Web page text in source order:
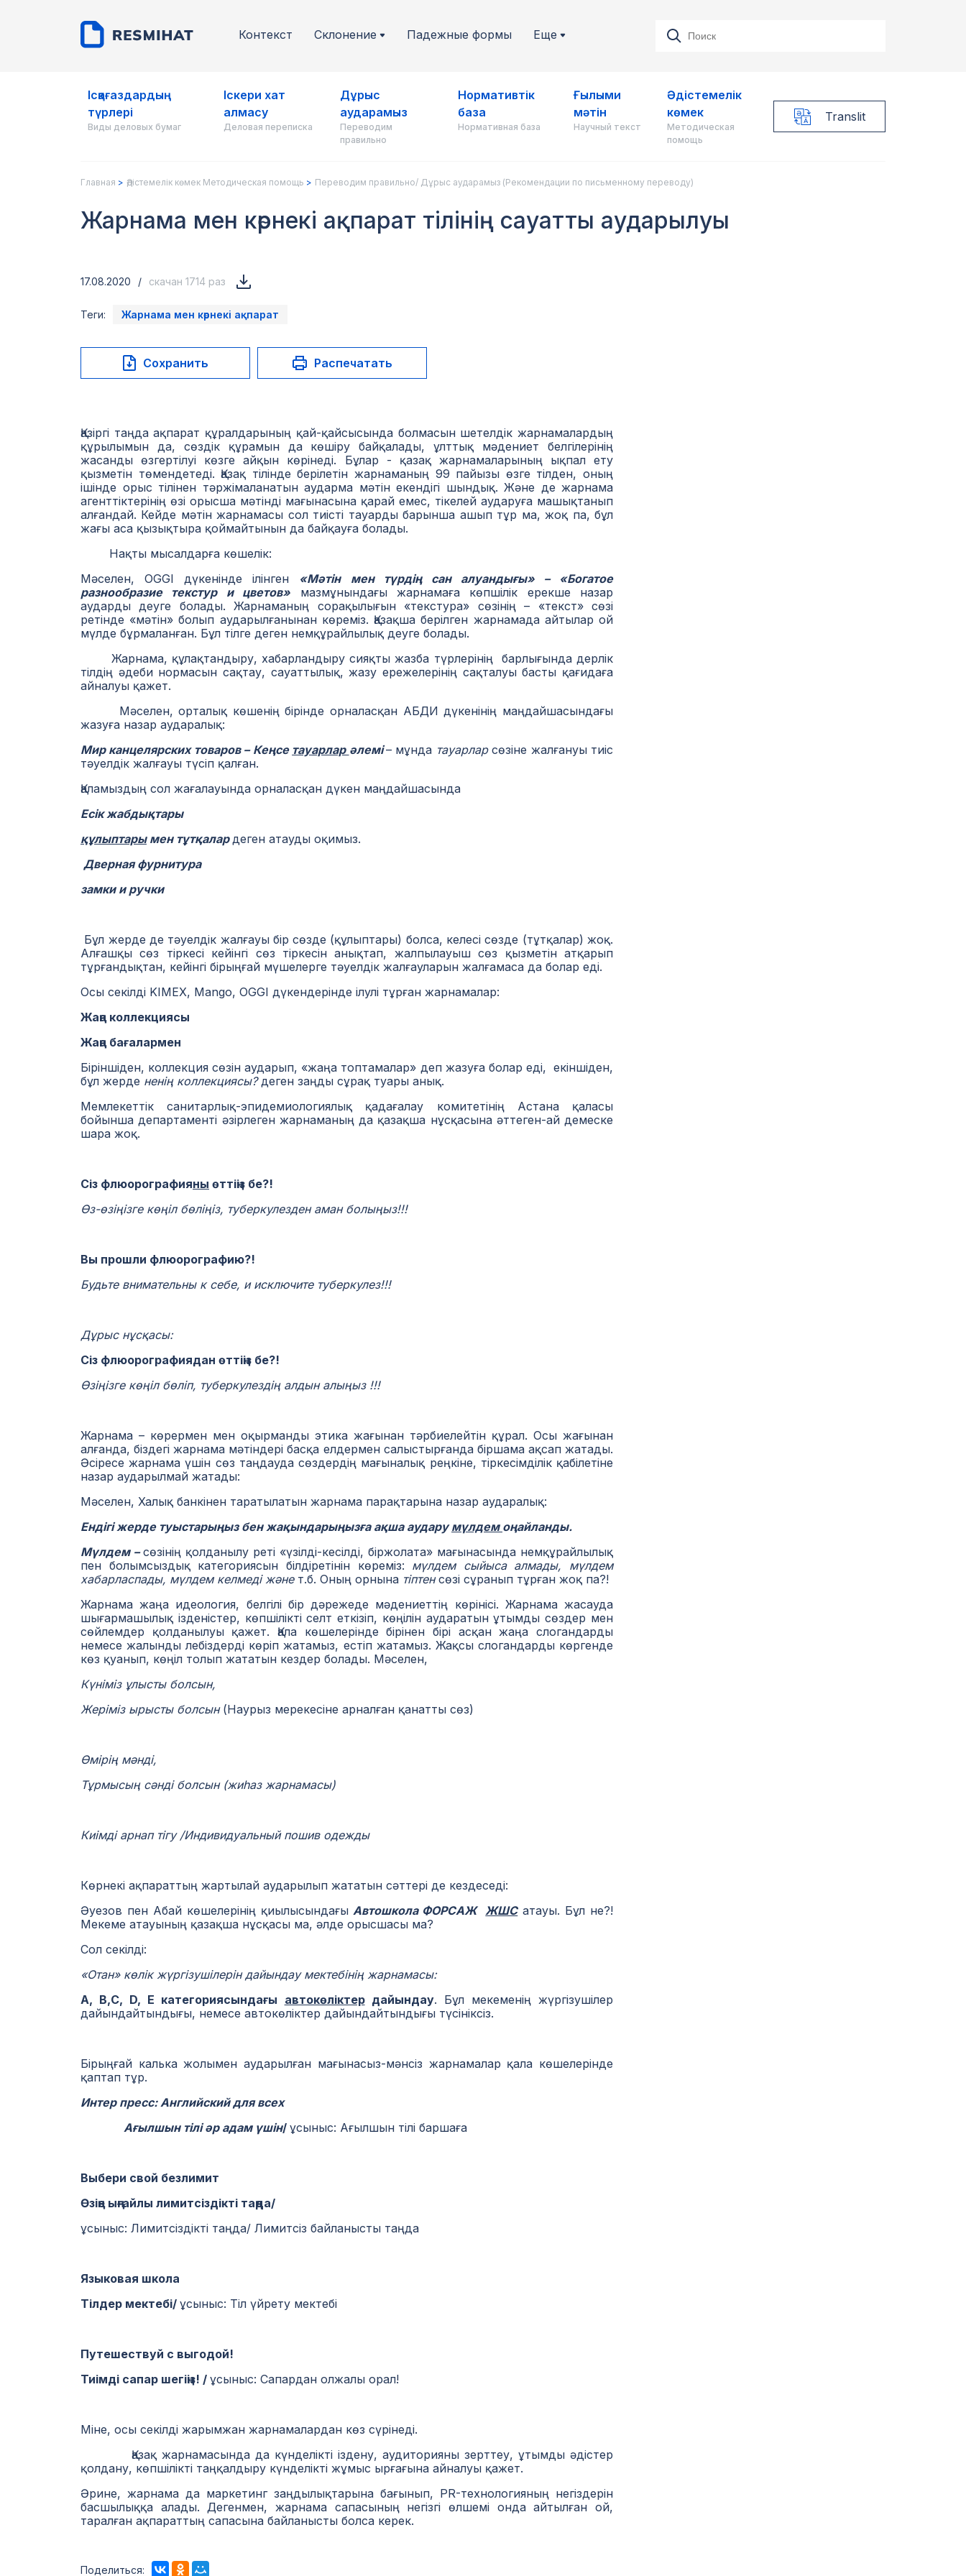
Контекст Склонение Падежные формы Еще
Ісқағаздардың
түрлері
Виды деловых бумаг
Іскери хат
алмасу
Деловая переписка
Дұрыс
аударамыз
Переводим
правильно
Нормативтік
база
Нормативная база
Ғылыми
мәтін
Научный текст
Әдістемелік
көмек
Методическая
помощь
Translit
Главная Әдістемелік көмек Методическая помощь Переводим правильно/ Дұрыс аударамыз (Рекомендации по письменному переводу)
Жарнама мен көрнекі ақпарат тілінің сауатты аударылуы
17.08.2020 / скачан 1714 раз
Теги: Жарнама мен көрнекі ақпарат
Сохранить Распечатать
Қазіргі таңда ақпарат құралдарының қай-қайсысында болмасын шетелдік жарнамалардың
құрылымын да, сөздік құрамын да көшіру байқалады, ұлттық мәдениет белгілерінің
жасанды өзгертілуі көзге айқын көрінеді. Бұлар - қазақ жарнамаларының ықпал ету
қызметін төмендетеді. Қазақ тілінде берілетін жарнаманың 99 пайызы өзге тілден, оның
ішінде орыс тілінен тәржімаланатын аударма мәтін екендігі шындық. Және де жарнама
агенттiктерiнің өзі орысша мәтiндi мағынасына қарай емес, тiкелей аударуға машықтанып
алғандай. Кейде мәтiн жарнамасы сол тиісті тауарды барынша ашып тұр ма, жоқ па, бұл
жағы аса қызықтыра қоймайтынын да байқауға болады.
Нақты мысалдарға көшелік:
Мәселен, OGGI дүкенінде ілінген «Мәтін мен түрдің сан алуандығы» – «Богатое
разнообразие текстур и цветов» мазмұнындағы жарнамаға көпшілік ерекше назар
аударды деуге болады. Жарнаманың сорақылығын «текстура» сөзінің – «текст» сөзі
ретінде «мәтін» болып аударылғанынан көреміз. Қазақша берілген жарнамада айтылар ой
мүлде бұрмаланған. Бұл тілге деген немқұрайлылық деуге болады.
Жарнама, құлақтандыру, хабарландыру сияқты жазба түрлерінің барлығында дерлік
тілдің әдеби нормасын сақтау, сауаттылық, жазу ережелерінің сақталуы басты қағидаға
айналуы қажет.
Мәселен, орталық көшенің бірінде орналасқан АБДИ дүкенінің маңдайшасындағы
жазуға назар аударалық:
Мир канцелярских товаров – Кеңсе тауарлар әлемі – мұнда тауарларсөзіне жалғануы тиіс
тәуелдік жалғауы түсіп қалған.
Қаламыздың сол жағалауында орналасқан дүкен маңдайшасында
Есік жабдықтары
құлыптарымен тұтқалардеген атауды оқимыз.
Дверная фурнитура
замки и ручки
Бұл жерде де тәуелдік жалғауы бір сөзде (құлыптары) болса, келесі сөзде (тұтқалар) жоқ.
Алғашқы сөз тіркесі кейінгі сөз тіркесін анықтап, жалпылауыш сөз қызметін атқарып
тұрғандықтан, кейінгі бірыңғай мүшелерге тәуелдік жалғауларын жалғамаса да болар еді.
Осы секілді KIMEX, Mango, OGGI дүкендерінде ілулі тұрған жарнамалар:
Жаңа коллекциясы
Жаңа бағалармен
Біріншіден, коллекция сөзін аударып, «жаңа топтамалар» деп жазуға болар еді, екіншіден,
бұл жерде ненің коллекциясы?деген заңды сұрақ туары анық.
Мемлекеттік санитарлық-эпидемиологиялық қадағалау комитетінің Астана қаласы
бойынша департаменті әзірлеген жарнаманың да қазақша нұсқасына әттеген-ай демеске
шара жоқ.
Сіз флюорографияны өттіңіз бе?!
Өз-өзіңізге көңіл бөліңіз, туберкулезден аман болыңыз!!!
Вы прошли флюорографию?!
Будьте внимательны к себе, и исключите туберкулез!!!
Дұрыс нұсқасы:
Сіз флюорографиядан өттіңіз бе?!
Өзіңізге көңіл бөліп, туберкулездің алдын алыңыз !!!
Жарнама – көрермен мен оқырманды этика жағынан тәрбиелейтін құрал. Осы жағынан
алғанда, бiздегi жарнама мәтіндері басқа елдермен салыстырғанда бiршама ақсап жатады.
Әсіресе жарнама үшін сөз таңдауда сөздердің мағыналық реңкіне, тіркесімділік қабілетіне
назар аударылмай жатады:
Мәселен, Халық банкінен таратылатын жарнама парақтарына назар аударалық:
Ендігі жерде туыстарыңыз бен жақындарыңызға ақша аударумүлдем оңайланды.
Мүлдем –сөзінің қолданылу реті «үзілді-кесілді, біржолата» мағынасында немқұрайлылық
пен болымсыздық категориясын білдіретінін көреміз: мүлдем сыйыса алмады, мүлдем
хабарласпады, мүлдем келмеді жәнет.б. Оның орнына тіптенсөзі сұранып тұрған жоқ па?!
Жарнама жаңа идеология, белгілі бір дәрежеде мәдениеттің көрінісі. Жарнама жасауда
шығармашылық ізденістер, көпшілікті селт еткізіп, көңілін аударатын ұтымды сөздер мен
сөйлемдер қолданылуы қажет. Қала көшелерінде бірінен бірі асқан жаңа слогандарды
немесе жалынды лебіздерді көріп жатамыз, естіп жатамыз. Жақсы слогандарды көргенде
көз қуанып, көңіл толып жататын кездер болады. Мәселен,
Күніміз ұлысты болсын,
Жеріміз ырысты болсын(Наурыз мерекесіне арналған қанатты сөз)
Өмірің мәнді,
Тұрмысың сәнді болсын (жиһаз жарнамасы)
Киімді арнап тігу /Индивидуальный пошив одежды
Көрнекі ақпараттың жартылай аударылып жататын сәттері де кездеседі:
Әуезов пен Абай көшелерінің қиылысындағыАвтошкола ФОРСАЖЖШСатауы. Бұл не?!
Мекеме атауының қазақша нұсқасы ма, әлде орысшасы ма?
Сол секілді:
«Отан» көлік жүргізушілерін дайындау мектебінің жарнамасы:
А, В,С, D, Е категориясындағы автокөліктердайындау. Бұл мекеменің жүргізушілер
дайындайтындығы, немесе автокөліктер дайындайтындығы түсініксіз.
Бірыңғай калька жолымен аударылған мағынасыз-мәнсіз жарнамалар қала көшелерінде
қаптап тұр.
Интер пресс: Английский для всех
Ағылшын тілі әр адам үшін/ ұсыныс: Ағылшын тілі баршаға
Выбери свой безлимит
Өзіңе ыңғайлы лимитсіздікті таңда/
ұсыныс: Лимитсіздікті таңда/ Лимитсіз байланысты таңда
Языковая школа
Тілдер мектебі/ ұсыныс: Тіл үйрету мектебі
Путешествуй с выгодой!
Тиімді сапар шегіңіз! / ұсыныс: Сапардан олжалы орал!
Міне, осы секілді жарымжан жарнамалардан көз сүрінеді.
Қазақ жарнамасында да күнделікті іздену, аудиторияны зерттеу, ұтымды әдістер
қолдану, көпшілікті таңқалдыру күнделікті жұмыс ырғағына айналуы қажет.
Әрине, жарнама да маркетинг заңдылықтарына бағынып, PR-технологияның негіздерін
басшылыққа алады. Дегенмен, жарнама сапасының негізгі өлшемі онда айтылған ой,
таралған ақпараттың сапасына байланысты болса керек.
Поделиться: